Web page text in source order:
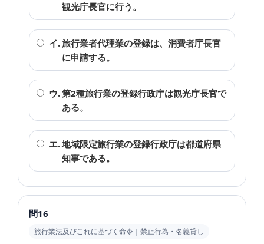
観光庁長官に行う。
イ.旅行業者代理業の登録は、消費者庁長官
に申請する。
ウ.第2種旅行業の登録行政庁は観光庁長官で
ある。
エ.地域限定旅行業の登録行政庁は都道府県
知事である。
問16
旅行業法及びこれに基づく命令｜禁止行為・名義貸し